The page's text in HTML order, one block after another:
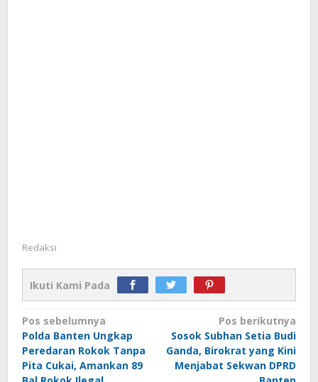
Redaksi
Ikuti Kami Pada
Navigasi
pos
Pos sebelumnya
Polda Banten Ungkap
Peredaran Rokok Tanpa
Pita Cukai, Amankan 89
Pos berikutnya
Sosok Subhan Setia Budi
Ganda, Birokrat yang Kini
Menjabat Sekwan DPRD